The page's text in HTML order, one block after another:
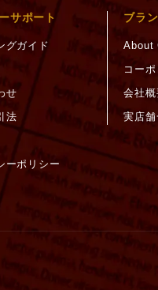
サポート
グガイド
せ
法
ーポリシー
ブラ
About
コー
会社概
実店舗